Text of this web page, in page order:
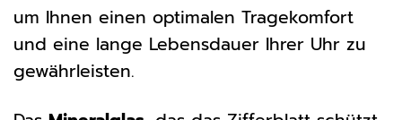
um Ihnen einen optimalen Tragekomfort
und eine lange Lebensdauer Ihrer Uhr zu
gewährleisten.